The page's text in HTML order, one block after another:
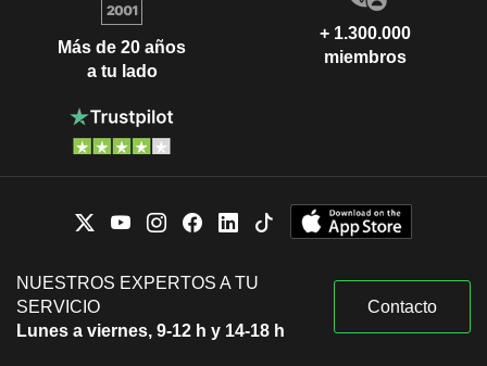
Más de 20 años
a tu lado
+ 1.300.000
miembros
NUESTROS EXPERTOS A TU
SERVICIO
Lunes a viernes, 9-12 h y 14-18 h
Contacto